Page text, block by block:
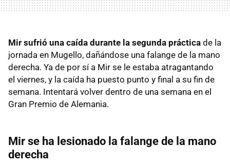
Mir sufrió una caída durante la segunda práctica de la
jornada en Mugello, dañándose una falange de la mano
derecha. Ya de por sí a Mir se le estaba atragantando
el viernes, y la caída ha puesto punto y final a su fin de
semana. Intentará volver dentro de una semana en el
Gran Premio de Alemania.
Mir se ha lesionado la falange de la mano
derecha